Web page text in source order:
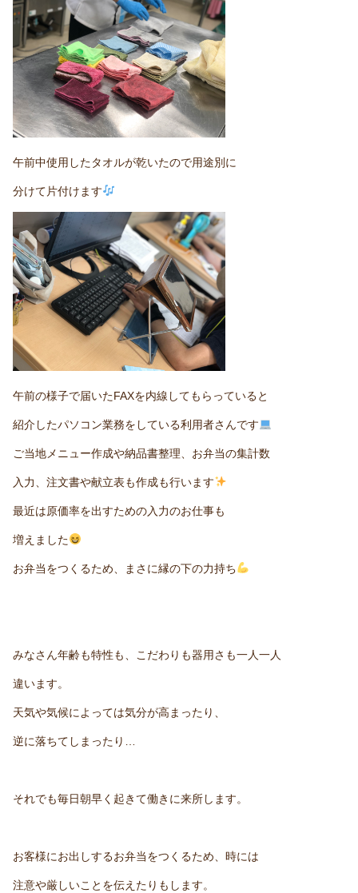
午前中使用したタオルが乾いたので用途別に
分けて片付けます
午前の様子で届いたFAXを内線してもらっていると
紹介したパソコン業務をしている利用者さんです
ご当地メニュー作成や納品書整理、お弁当の集計数
入力、注文書や献立表も作成も行います
最近は原価率を出すための入力のお仕事も
増えました
お弁当をつくるため、まさに縁の下の力持ち
みなさん年齢も特性も、こだわりも器用さも一人一人
違います。
天気や気候によっては気分が高まったり、
逆に落ちてしまったり…
それでも毎日朝早く起きて働きに来所します。
お客様にお出しするお弁当をつくるため、時には
注意や厳しいことを伝えたりもします。